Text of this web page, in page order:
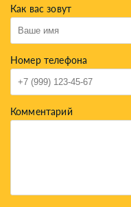
Как вас зовут
Номер телефона
Комментарий